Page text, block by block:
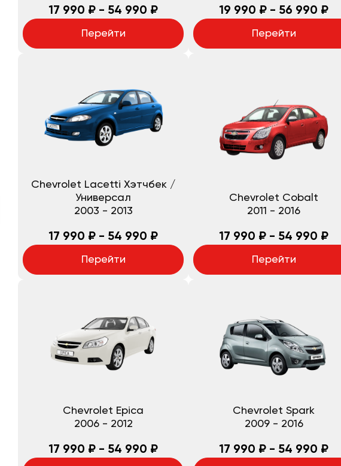
17 990 ₽ - 54 990 ₽
Перейти
19 990 ₽ - 56 990 ₽
Перейти
Chevrolet Lacetti Хэтчбек /
Универсал
2003 - 2013
17 990 ₽ - 54 990 ₽
Перейти
Chevrolet Cobalt
2011 - 2016
17 990 ₽ - 54 990 ₽
Перейти
Chevrolet Epica
2006 - 2012
17 990 ₽ - 54 990 ₽
Chevrolet Spark
2009 - 2016
17 990 ₽ - 54 990 ₽